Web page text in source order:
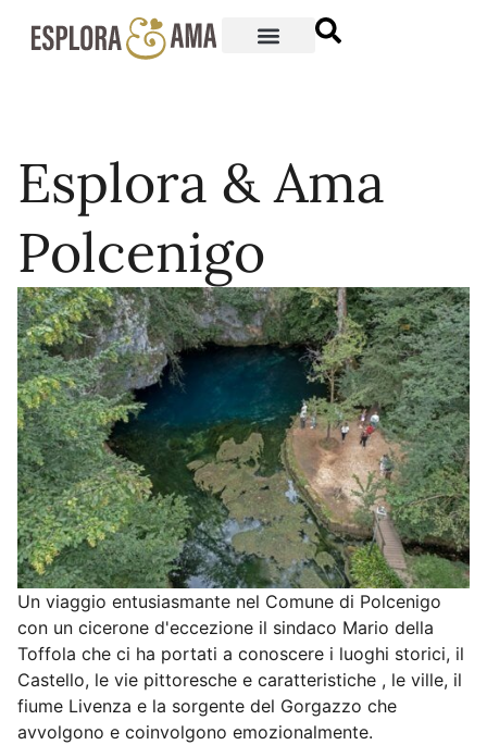
Esplora & Ama
Polcenigo
Un viaggio entusiasmante nel Comune di Polcenigo
con un cicerone d'eccezione il sindaco Mario della
Toffola che ci ha portati a conoscere i luoghi storici, il
Castello, le vie pittoresche e caratteristiche , le ville, il
fiume Livenza e la sorgente del Gorgazzo che
avvolgono e coinvolgono emozionalmente.